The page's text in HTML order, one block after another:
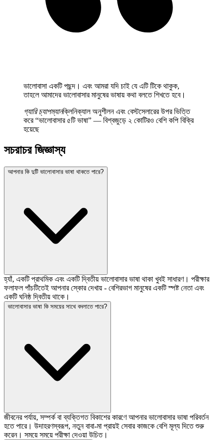
ভালোবাসা একটি পছন্দ। এবং আমরা যদি চাই যে এটি টিকে থাকুক,
তাহলে আমাদের ভালোবাসার মানুষের ভাষায় কথা বলতে শিখতে হবে।
গ্যারি চ্যাপম্যানক্লিনিক্যাল অনুশীলন এবং বেস্টসেলারের উপর ভিত্তি
করে “ভালোবাসার ৫টি ভাষা” — বিশ্বজুড়ে ২ কোটিরও বেশি কপি বিক্রি
হয়েছে
সচরাচর জিজ্ঞাস্য
আপনার কি দুটি ভালোবাসার ভাষা থাকতে পারে?
হ্যাঁ, একটি প্রাথমিক এবং একটি দ্বিতীয় ভালোবাসার ভাষা থাকা খুবই সাধারণ। পরীক্ষার
ফলাফল পাঁচটিতেই আপনার স্কোর দেখায় - বেশিরভাগ মানুষের একটি স্পষ্ট নেতা এবং
একটি ঘনিষ্ঠ দ্বিতীয় থাকে।
ভালোবাসার ভাষা কি সময়ের সাথে বদলাতে পারে?
জীবনের পর্যায়, সম্পর্ক বা ব্যক্তিগত বিকাশের কারণে আপনার ভালোবাসার ভাষা পরিবর্তন
হতে পারে। উদাহরণস্বরূপ, নতুন বাবা-মা প্রায়ই সেবার কাজকে বেশি মূল্য দিতে শুরু
করেন। সময়ে সময়ে পরীক্ষা দেওয়া উচিত।